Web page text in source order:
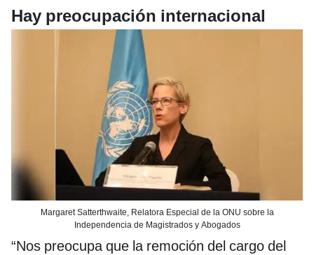
Hay preocupación internacional
Margaret Satterthwaite, Relatora Especial de la ONU sobre la
Independencia de Magistrados y Abogados
“Nos preocupa que la remoción del cargo del